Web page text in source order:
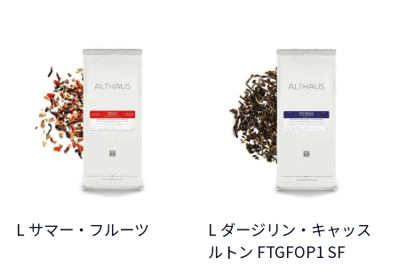
L サマー・フルーツ
L ダージリン・キャッス
ルトン FTGFOP1 SF